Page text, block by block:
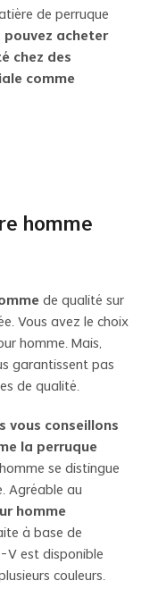
de perruque
pouvez acheter
chez des
comme
homme
de qualité sur
Vous avez le choix
homme. Mais,
garantissent pas
de qualité.
vous conseillons
la perruque
se distingue
Agréable au
homme
à base de
V est disponible
couleurs.